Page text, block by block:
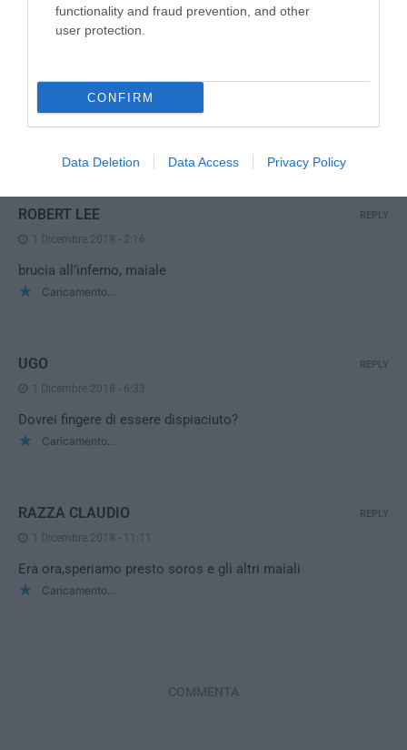
functionality and fraud prevention, and other
user protection.
CONFIRM
Data Deletion Data Access Privacy Policy
«Spin Time non è CasaPound»: la santa occupazione
4 Agosto 2026
3 COMMENTS
ROBERT LEE
1 Dicembre 2018 - 2:16
brucia all’inferno, maiale
Caricamento...
REPLY
UGO
1 Dicembre 2018 - 6:33
Dovrei fingere di essere dispiaciuto?
Caricamento...
REPLY
RAZZA CLAUDIO
1 Dicembre 2018 - 11:11
Era ora,speriamo presto soros e gli altri maiali
Caricamento...
REPLY
COMMENTA